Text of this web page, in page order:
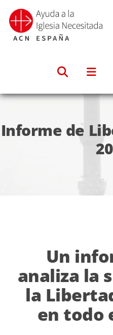
Saltar
contenido
Informe de
Un
analiza la
la
en todo